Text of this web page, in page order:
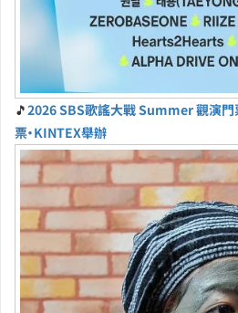
🎵2026 SBS歌謠大戰 Summer 觀演
票・KINTEX舉辦